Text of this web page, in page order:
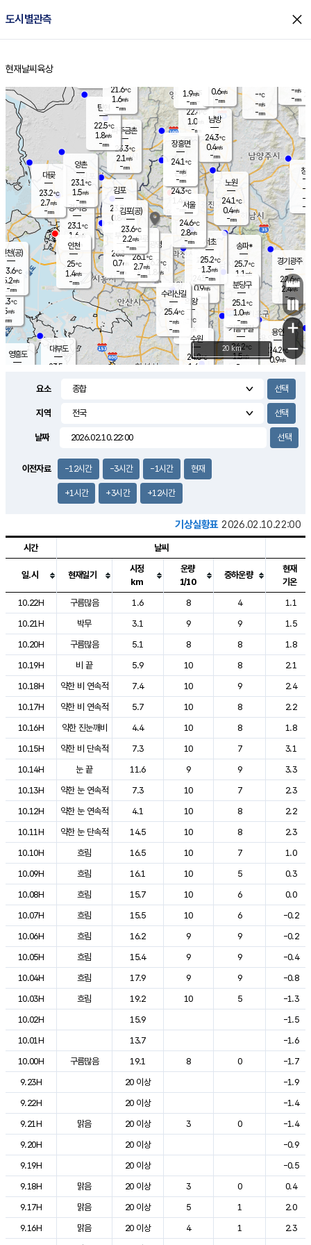
도시별관측 close
홈
현재날씨 육상
의도
℃
m/s
mm
영흥도
양주
22.4℃
1.0
-mm
과천
24.5℃
0.9m/s
- mm
용인
24.2℃
0.9m/s
경기광주
22.6℃
2.4m/s
-mm
2.0m/s
대부도
23.5
경서동
23.1℃
1.6 m/s
-mm
파주금촌
23.3℃
2.1 m/s
-mm
-℃
-m/s
-mm
대곶
23.2℃
2.7m/s
-mm
창
-
-m/
-
탄현
22.5℃
1.8m/s
-mm
-m/s
-mm
의왕
- ℃
m/s
mm
김포
23.7℃
0.8 m/s
mm
광명
26.2 ℃
1.8 m/s
-mm
부천
26.3℃
0.7m/s
-mm
양촌
23.1℃
1.5m/s
-mm
구로
26.1℃
2.7m/s
-mm
은평
24.3℃
1.4 m/s
- mm
노원
24.1℃
0.4m/s
-mm
송파*
25.7℃
1.1 m/s
-mm
서초
25.2℃
1.3m/s
-mm
남방
24.3℃
0.4m/s
-mm
기흥구갈
24.2℃
1.5m/s
-
수리산길
25.4℃
-m/s
-mm
분당구
25.1℃
1.0m/s
-mm
장흥면
24.1℃
-m/s
-mm
1.9m/s
-mm
인천(공)
23.6℃
5.2m/s
-mm
김포(공)
23.6℃
2.2m/s
-mm
수원
24.8℃
1.6 m/s
인천
25℃
1.4m/s
-mm
서울
24.6℃
2.8m/s
-mm
21.6℃
1.6m/s
-mm
0.6m/s
-mm
+
−
20 km
요소
지역
날짜
이전자료 -12시간 -3시간 -1시간 현재
+1시간 +3시간 +12시간
기상실황표 2026.02.10.22:00
도시별 기상실황표로 지점, 날씨, 기온, 강수, 바람, 기압등을 안내한 표입
시간 날씨
일.시 현재일기
시정
km
운량
1/10
중하운량
현재
기온
10.22H
구름많음 1.6 8 4
1.1
10.21H
박무 3.1 9 9
1.5
10.20H
구름많음 5.1 8 8
1.8
10.19H
비 끝 5.9 10 8
2.1
10.18H
약한 비 연속적 7.4 10 9
2.4
10.17H
약한 비 연속적 5.7 10 8
2.2
10.16H
약한 진눈깨비 4.4 10 8
1.8
10.15H
약한 비 단속적 7.3 10 7
3.1
10.14H
눈 끝 11.6 9 9
3.3
10.13H
약한 눈 연속적 7.3 10 7
2.3
10.12H
약한 눈 연속적 4.1 10 8
2.2
10.11H
약한 눈 단속적 14.5 10 8
2.3
10.10H
흐림 16.5 10 7
1.0
10.09H
흐림 16.1 10 5
0.3
10.08H
흐림 15.7 10 6
0.0
10.07H
흐림 15.5 10 6
-0.2
10.06H
흐림 16.2 9 9
-0.2
10.05H
흐림 15.4 9 9
-0.4
10.04H
흐림 17.9 9 9
-0.8
10.03H
흐림 19.2 10 5
-1.3
10.02H
15.9
-1.5
10.01H
13.7
-1.6
10.00H
구름많음 19.1 8 0
-1.7
9.23H
20 이상
-1.9
9.22H
20 이상
-1.4
9.21H
맑음 20 이상 3 0
-1.4
9.20H
20 이상
-0.9
9.19H
20 이상
-0.5
9.18H
맑음 20 이상 3 0
0.4
9.17H
맑음 20 이상 5 1
2.0
9.16H
맑음 20 이상 4 1
2.3